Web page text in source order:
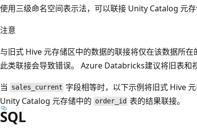
使用三级命名空间表示法，可以联接 Unity Catalog 元
注意
与旧式 Hive 元存储区中的数据的联接将仅在该数据所
此类联接会导致错误。 Azure Databricks建议将旧表和
当
sales_current 字段相等时，以下示例将旧式 Hive
Unity Catalog 元存储中的 order_id 表的结果联接。
SQL